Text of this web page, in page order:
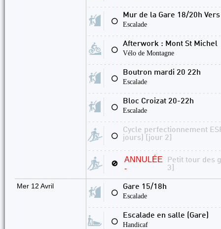
⚪
Mur de la Gare 18/20h
Escalade
⚪
Afterwork : Mont St Michel
Vélo de Montagne
⚪
Boutron mardi 20 22h
Escalade
⚪
Bloc Croizat 20-22h
Escalade
⚪
Cycle perfectionnement
jours) [jour 2]
🚫
ANNULÉE
-
Petit tour des
3]
Mer 12 Avril
⚪
Gare 15/18h
Escalade
⚪
Escalade en salle (Gare)
Handicaf